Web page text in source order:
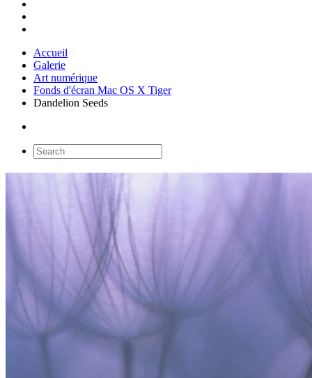
Accueil
Galerie
Art numérique
Fonds d'écran Mac OS X Tiger
Dandelion Seeds